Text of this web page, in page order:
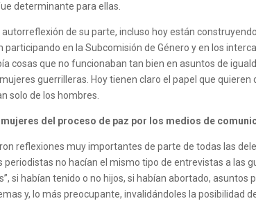
determinante para ellas.
de su parte, incluso hoy están
en la Subcomisión de Género y en los
cosas que no funcionaban tan bien en asuntos de
guerrilleras. Hoy tienen claro el papel que
solo de los hombres.
del proceso de paz por los medios de
reflexiones muy importantes de parte de todas las
no hacían el mismo tipo de entrevistas a las
si habían tenido o no hijos, si habían abortado,
y, lo más preocupante, invalidándoles la posibilidad